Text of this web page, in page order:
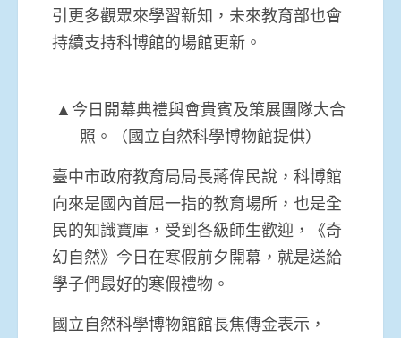
引更多觀眾來學習新知，未來教育部也會
持續支持科博館的場館更新。
▲今日開幕典禮與會貴賓及策展團隊大合
照。（國立自然科學博物館提供）
臺中市政府教育局局長蔣偉民說，科博館
向來是國內首屈一指的教育場所，也是全
民的知識寶庫，受到各級師生歡迎，《奇
幻自然》今日在寒假前夕開幕，就是送給
學子們最好的寒假禮物。
國立自然科學博物館館長焦傳金表示，